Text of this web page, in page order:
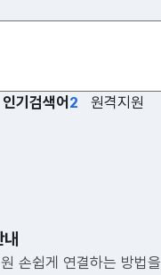
인기검색어 원격지원
손쉽게 연결하는 방법을